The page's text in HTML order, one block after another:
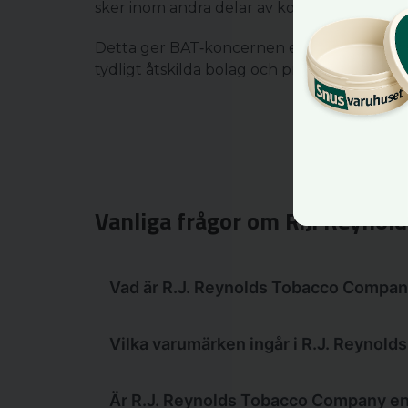
sker inom andra delar av koncernen, bland
Detta ger BAT‑koncernen en struktur
tydligt åtskilda bolag och
Vanliga frågor om R.J.
Vad är R.J. Reynolds Tobacco
Vilka varumärken ingår i R.J.
Är R.J. Reynolds Tobacco Company